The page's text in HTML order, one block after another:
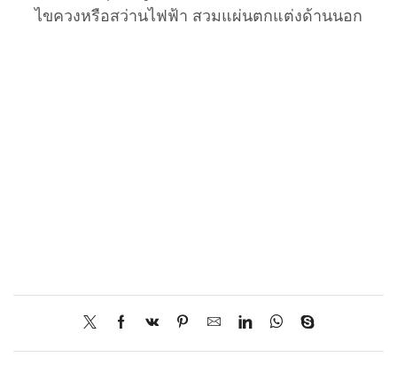
ไขควงหรือสว่านไฟฟ้า สวมแผ่นตกแต่งด้านนอก